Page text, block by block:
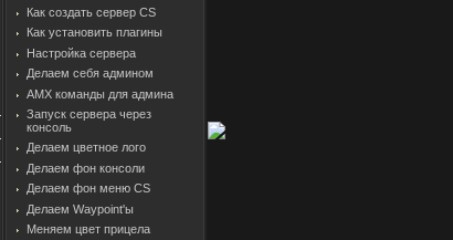
Как создать сервер CS
Как установить плагины
Настройка сервера
Делаем себя админом
AMX команды для админа
Запуск сервера через
консоль
Делаем цветное лого
Делаем фон консоли
Делаем фон меню CS
Делаем Waypoint'ы
Меняем цвет прицела